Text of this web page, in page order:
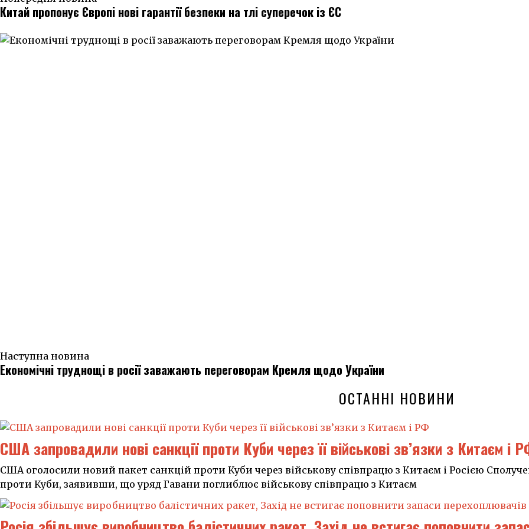
Китай пропонує Європі нові гарантії безпеки на тлі суперечок із ЄС
Наступна новина
Економічні труднощі в росії заважають переговорам Кремля щодо України
ОСТАННІ НОВИНИ
США запровадили нові санкції проти Куби через її військові зв’язки з Китаєм і
США оголосили новий пакет санкцій проти Куби через військову співпрацю з Китаєм і Росією
проти Куби, заявивши, що уряд Гавани поглиблює військову співпрацю з Китаєм